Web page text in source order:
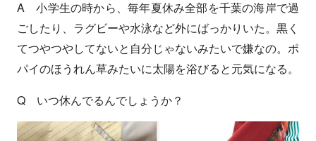
A 小学生の時から、毎年夏休み全部を千葉の海岸で過
ごしたり、ラグビーや水泳など外にばっかりいた。黒く
てつやつやしてないと自分じゃないみたいで嫌なの。ポ
パイのほうれん草みたいに太陽を浴びると元気になる。
Q いつ休んでるんでしょうか？